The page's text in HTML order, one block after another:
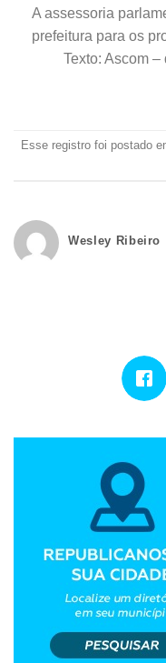
A assessoria
prefeitura para os
Texto: Ascom
Esse registro foi postado
Wesley Ribeiro